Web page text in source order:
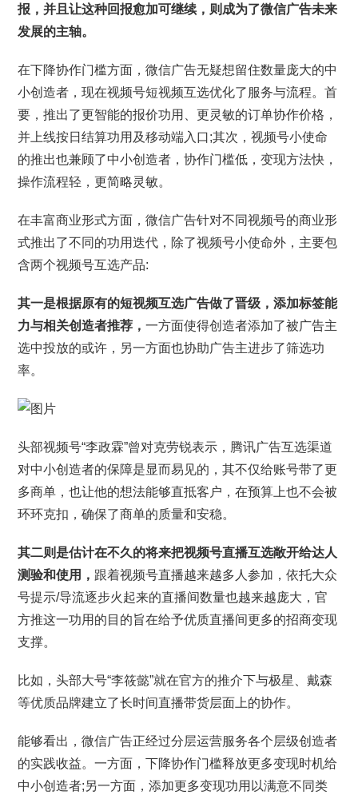
报，并且让这种回报愈加可继续，则成为了微信广告未来
发展的主轴。
在下降协作门槛方面，微信广告无疑想留住数量庞大的中
小创造者，现在视频号短视频互选优化了服务与流程。首
要，推出了更智能的报价功用、更灵敏的订单协作价格，
并上线按日结算功用及移动端入口;其次，视频号小使命
的推出也兼顾了中小创造者，协作门槛低，变现方法快，
操作流程轻，更简略灵敏。
在丰富商业形式方面，微信广告针对不同视频号的商业形
式推出了不同的功用迭代，除了视频号小使命外，主要包
含两个视频号互选产品:
其一是根据原有的短视频互选广告做了晋级，添加标签能
力与相关创造者推荐，一方面使得创造者添加了被广告主
选中投放的或许，另一方面也协助广告主进步了筛选功
率。
头部视频号“李政霖”曾对克劳锐表示，腾讯广告互选渠道
对中小创造者的保障是显而易见的，其不仅给账号带了更
多商单，也让他的想法能够直抵客户，在预算上也不会被
环环克扣，确保了商单的质量和安稳。
其二则是估计在不久的将来把视频号直播互选敞开给达人
测验和使用， 跟着视频号直播越来越多人参加，依托大众
号提示/导流逐步火起来的直播间数量也越来越庞大，官
方推这一功用的目的旨在给予优质直播间更多的招商变现
支撑。
比如，头部大号“李筱懿”就在官方的推介下与极星、戴森
等优质品牌建立了长时间直播带货层面上的协作。
能够看出，微信广告正经过分层运营服务各个层级创造者
的实践收益。一方面，下降协作门槛释放更多变现时机给
中小创造者;另一方面，添加更多变现功用以满意不同类